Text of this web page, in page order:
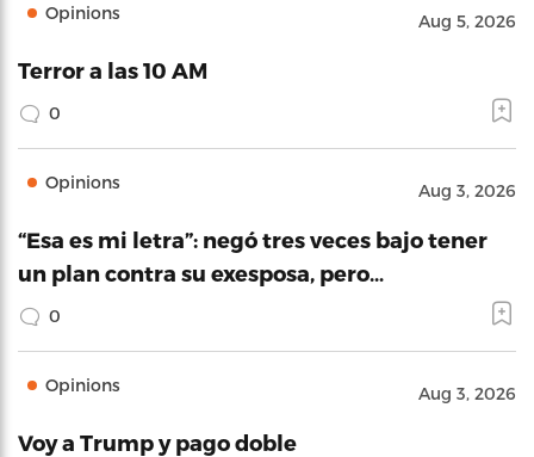
Opinions Aug 5, 2026
Terror a las 10 AM
0
Opinions Aug 3, 2026
“Esa es mi letra”: negó tres veces bajo tener
un plan contra su exesposa, pero…
0
Opinions Aug 3, 2026
Voy a Trump y pago doble